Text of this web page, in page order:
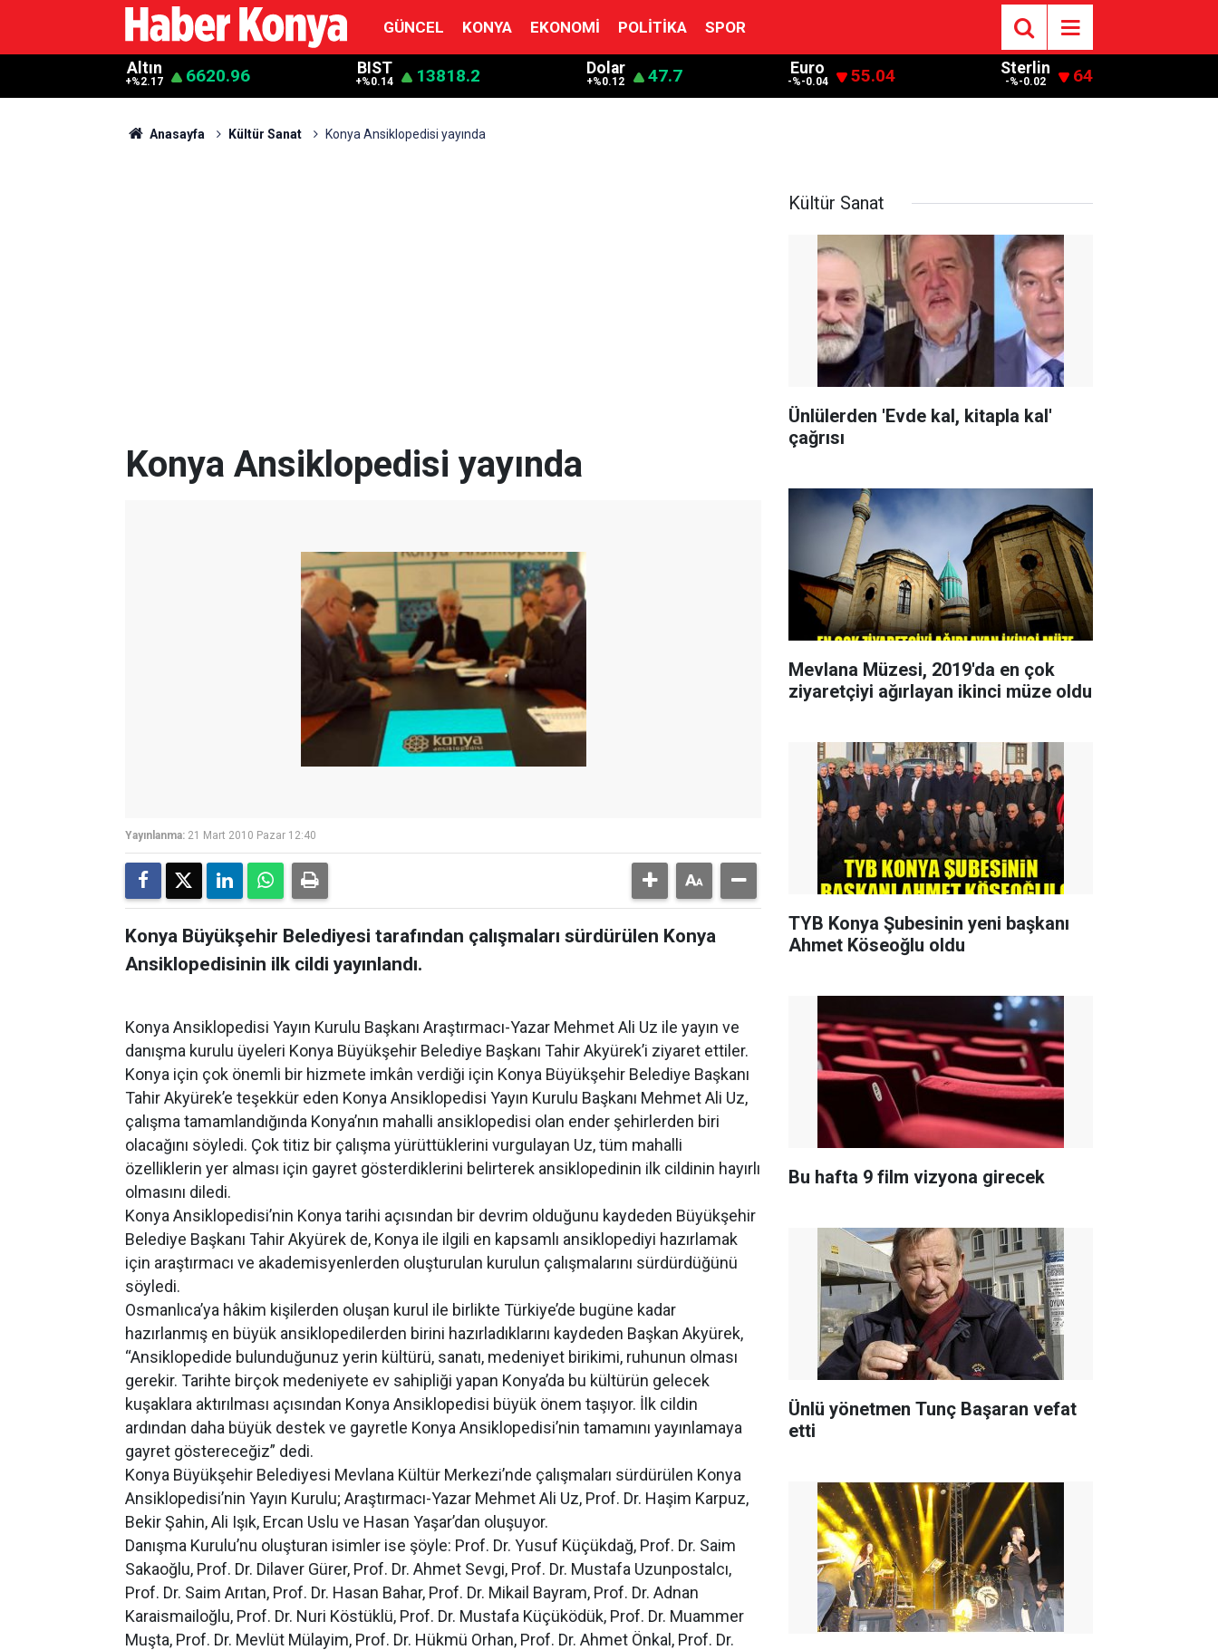
GÜNCEL KONYA EKONOMI POLITIKA SPOR
Altın
+%2.17 6620.96 BIST
+%0.14 13818.2 Dolar
+%0.12 47.7 Euro
-%-0.04 55.04 Sterlin
-%-0.02 64
Anasayfa Kültür Sanat Konya Ansiklopedisi yayında
Konya Ansiklopedisi yayında
Yayınlanma: 21 Mart 2010 Pazar 12:40
Konya Büyükşehir Belediyesi tarafından çalışmaları sürdürülen Konya
Ansiklopedisinin ilk cildi yayınlandı.
Konya Ansiklopedisi Yayın Kurulu Başkanı Araştırmacı-Yazar Mehmet Ali Uz ile yayın ve
danışma kurulu üyeleri Konya Büyükşehir Belediye Başkanı Tahir Akyürek’i ziyaret ettiler.
Konya için çok önemli bir hizmete imkân verdiği için Konya Büyükşehir Belediye Başkanı
Tahir Akyürek’e teşekkür eden Konya Ansiklopedisi Yayın Kurulu Başkanı Mehmet Ali Uz,
çalışma tamamlandığında Konya’nın mahalli ansiklopedisi olan ender şehirlerden biri
olacağını söyledi. Çok titiz bir çalışma yürüttüklerini vurgulayan Uz, tüm mahalli
özelliklerin yer alması için gayret gösterdiklerini belirterek ansiklopedinin ilk cildinin hayırlı
olmasını diledi.
Konya Ansiklopedisi’nin Konya tarihi açısından bir devrim olduğunu kaydeden Büyükşehir
Belediye Başkanı Tahir Akyürek de, Konya ile ilgili en kapsamlı ansiklopediyi hazırlamak
için araştırmacı ve akademisyenlerden oluşturulan kurulun çalışmalarını sürdürdüğünü
söyledi.
Osmanlıca’ya hâkim kişilerden oluşan kurul ile birlikte Türkiye’de bugüne kadar
hazırlanmış en büyük ansiklopedilerden birini hazırladıklarını kaydeden Başkan Akyürek,
“Ansiklopedide bulunduğunuz yerin kültürü, sanatı, medeniyet birikimi, ruhunun olması
gerekir. Tarihte birçok medeniyete ev sahipliği yapan Konya’da bu kültürün gelecek
kuşaklara aktırılması açısından Konya Ansiklopedisi büyük önem taşıyor. İlk cildin
ardından daha büyük destek ve gayretle Konya Ansiklopedisi’nin tamamını yayınlamaya
gayret göstereceğiz” dedi.
Konya Büyükşehir Belediyesi Mevlana Kültür Merkezi’nde çalışmaları sürdürülen Konya
Ansiklopedisi’nin Yayın Kurulu; Araştırmacı-Yazar Mehmet Ali Uz, Prof. Dr. Haşim Karpuz,
Bekir Şahin, Ali Işık, Ercan Uslu ve Hasan Yaşar’dan oluşuyor.
Danışma Kurulu’nu oluşturan isimler ise şöyle: Prof. Dr. Yusuf Küçükdağ, Prof. Dr. Saim
Sakaoğlu, Prof. Dr. Dilaver Gürer, Prof. Dr. Ahmet Sevgi, Prof. Dr. Mustafa Uzunpostalcı,
Prof. Dr. Saim Arıtan, Prof. Dr. Hasan Bahar, Prof. Dr. Mikail Bayram, Prof. Dr. Adnan
Karaismailoğlu, Prof. Dr. Nuri Köstüklü, Prof. Dr. Mustafa Küçüködük, Prof. Dr. Muammer
Muşta, Prof. Dr. Mevlüt Mülayim, Prof. Dr. Hükmü Orhan, Prof. Dr. Ahmet Önkal, Prof. Dr.
Kültür Sanat
Ünlülerden 'Evde kal, kitapla kal'
çağrısı
Mevlana Müzesi, 2019'da en çok
ziyaretçiyi ağırlayan ikinci müze oldu
TYB Konya Şubesinin yeni başkanı
Ahmet Köseoğlu oldu
Bu hafta 9 film vizyona girecek
Ünlü yönetmen Tunç Başaran vefat
etti